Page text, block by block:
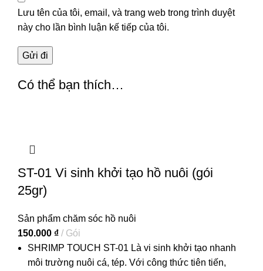
Lưu tên của tôi, email, và trang web trong trình duyệt
này cho lần bình luận kế tiếp của tôi.
Có thể bạn thích…
ST-01 Vi sinh khởi tạo hồ nuôi (gói
25gr)
Sản phẩm chăm sóc hồ nuôi
150.000 ₫
Gói
SHRIMP TOUCH ST-01 Là vi sinh khởi tạo nhanh
môi trường nuôi cá, tép. Với công thức tiên tiến,